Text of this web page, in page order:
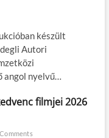
készült
Autori
angol nyelvű…
filmjei 2026